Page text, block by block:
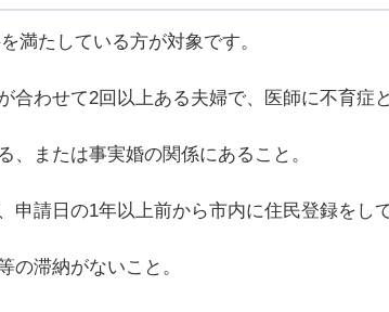
満たしている方が対象です。
合わせて2回以上ある夫婦で、医師に不育症
、または事実婚の関係にあること。
申請日の1年以上前から市内に住民登録をし
の滞納がないこと。